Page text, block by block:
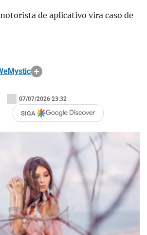
de aplicativo vira caso de
07/07/2026 23:32
SIGA